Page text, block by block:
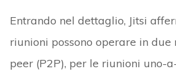
Entrando nel dettaglio, Jitsi
riunioni possono operare in due
peer (P2P), per le riunioni uno-